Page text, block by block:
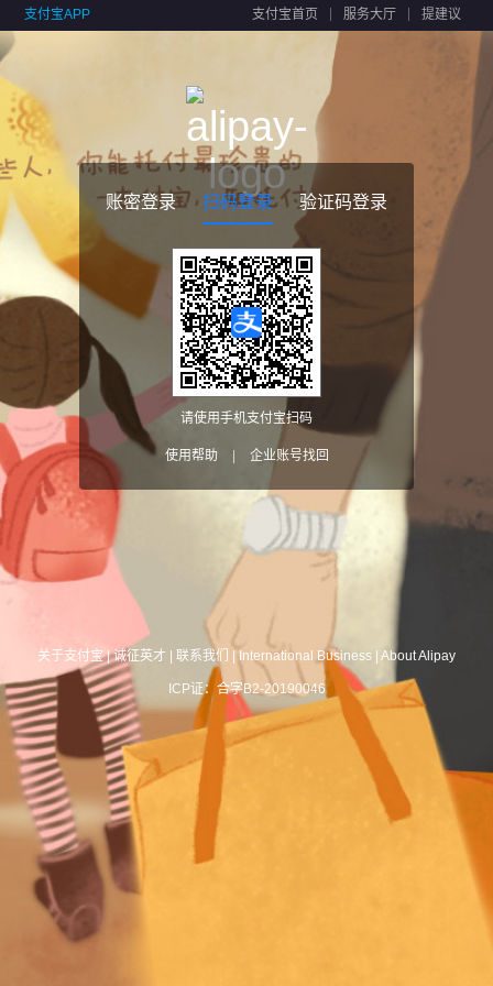
支付宝APP 支付宝首页 服务大厅 提建议
账密登录 扫码登录 验证码登录
请使用手机支付宝扫码
使用帮助 企业账号找回
关于支付宝|诚征英才 联系我们 International Business About Alipay
ICP证：合字B2-20190046